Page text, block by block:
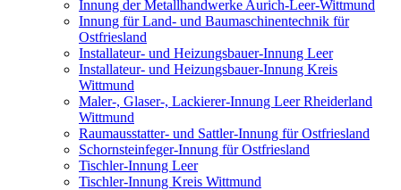
Innung der Metallhandwerke Aurich-Leer-Wittmund
Innung für Land- und Baumaschinentechnik für
Ostfriesland
Installateur- und Heizungsbauer-Innung Leer
Installateur- und Heizungsbauer-Innung Kreis
Wittmund
Maler-, Glaser-, Lackierer-Innung Leer Rheiderland
Wittmund
Raumausstatter- und Sattler-Innung für Ostfriesland
Schornsteinfeger-Innung für Ostfriesland
Tischler-Innung Leer
Tischler-Innung Kreis Wittmund